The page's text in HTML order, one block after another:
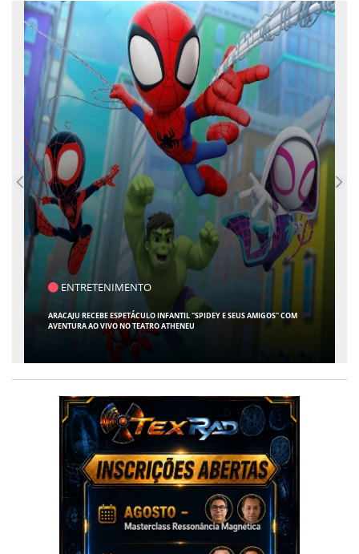
SAÚDE
CONTABILIDADE ESPECIALIZADA PARA MÉDICOS GANHA ESPAÇO EM SERGIPE
COM ATUAÇÃO PIONEIRA DA RISSI